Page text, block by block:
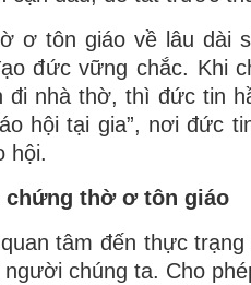
ơ tôn giáo về lâu dài
đức vững chắc. Khi
đi nhà thờ, thì đức tin
hội tại gia”, nơi đức
hội.
chứng thờ ơ tôn giáo
tâm đến thực
chúng ta. Cho